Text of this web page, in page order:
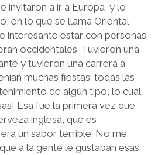
invitaron a ir a Europa, y lo
en lo que se llama Oriental
interesante estar con personas
occidentales. Tuvieron una
y tuvieron una carrera a
muchas fiestas; todas las
de algún tipo, lo cual
Esa fue la primera vez que
inglesa, que es
un sabor terrible; No me
a la gente le gustaban esas